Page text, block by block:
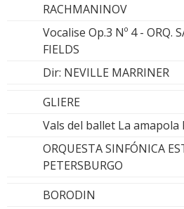
RACHMANINOV
Vocalise Op.3 Nº 4 - ORQ.
FIELDS
Dir: NEVILLE MARRINER
GLIERE
Vals del ballet La amapola
ORQUESTA SINFÓNICA
PETERSBURGO
BORODIN